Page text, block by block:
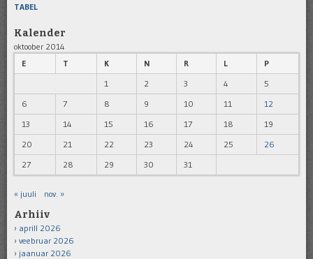
TABEL
Kalender
oktoober 2014
E
T K N R L
P
1
2 3 4
5
6
7 8 9 10 11
12
13
14 15 16 17 18
19
20
21 22 23 24 25
26
27
28 29 30 31
« juuli nov. »
Arhiiv
aprill 2026
veebruar 2026
jaanuar 2026